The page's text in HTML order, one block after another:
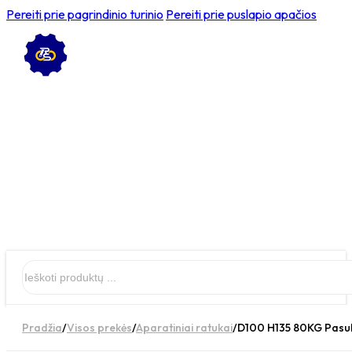
Pereiti prie pagrindinio turinio Pereiti prie puslapio apačios
Pradžia/Visos prekės/Aparatiniai ratukai/D100 H135 80KG